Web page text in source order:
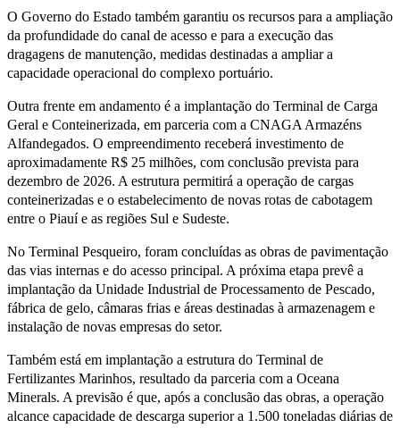
O Governo do Estado também garantiu os recursos para a ampliação
da profundidade do canal de acesso e para a execução das
dragagens de manutenção, medidas destinadas a ampliar a
capacidade operacional do complexo portuário.
Outra frente em andamento é a implantação do Terminal de Carga
Geral e Conteinerizada, em parceria com a CNAGA Armazéns
Alfandegados. O empreendimento receberá investimento de
aproximadamente R$ 25 milhões, com conclusão prevista para
dezembro de 2026. A estrutura permitirá a operação de cargas
conteinerizadas e o estabelecimento de novas rotas de cabotagem
entre o Piauí e as regiões Sul e Sudeste.
No Terminal Pesqueiro, foram concluídas as obras de pavimentação
das vias internas e do acesso principal. A próxima etapa prevê a
implantação da Unidade Industrial de Processamento de Pescado,
fábrica de gelo, câmaras frias e áreas destinadas à armazenagem e
instalação de novas empresas do setor.
Também está em implantação a estrutura do Terminal de
Fertilizantes Marinhos, resultado da parceria com a Oceana
Minerals. A previsão é que, após a conclusão das obras, a operação
alcance capacidade de descarga superior a 1.500 toneladas diárias de